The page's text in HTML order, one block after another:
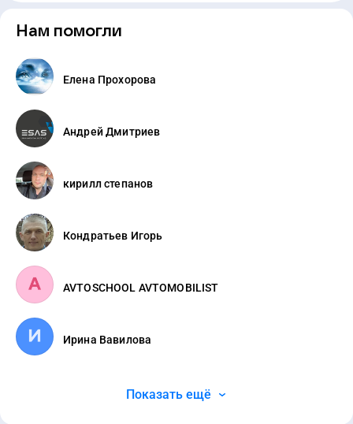
Нам помогли
Елена Прохорова
Андрей Дмитриев
кирилл степанов
Кондратьев Игорь
AVTOSСHOOL AVTOMOBILIST
Ирина Вавилова
Показать ещё